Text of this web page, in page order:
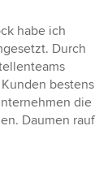
habe ich
Durch
bestens
die
Daumen rauf